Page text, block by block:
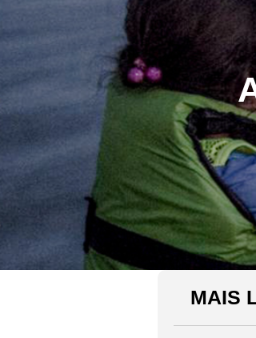
MAIS